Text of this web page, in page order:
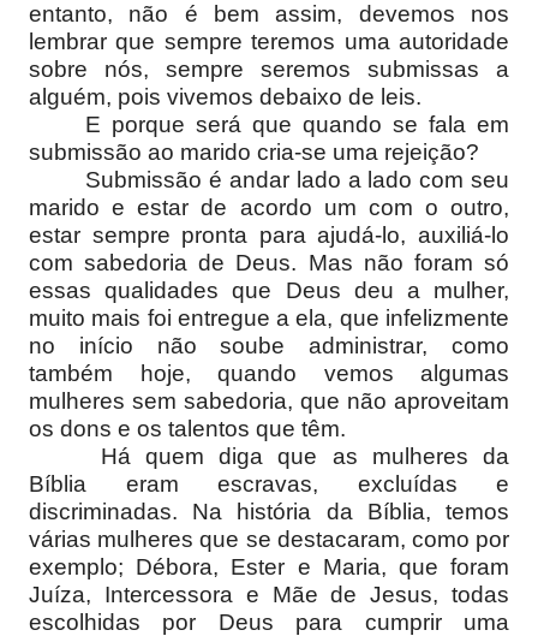
entanto, não é bem assim, devemos nos
lembrar que sempre teremos uma autoridade
sobre nós, sempre seremos submissas a
alguém, pois vivemos debaixo de leis.
E porque será que quando se fala em
submissão ao marido cria-se uma rejeição?
Submissão é andar lado a lado com seu
marido e estar de acordo um com o outro,
estar sempre pronta para ajudá-lo, auxiliá-lo
com sabedoria de Deus. Mas não foram só
essas qualidades que Deus deu a mulher,
muito mais foi entregue a ela, que infelizmente
no início não soube administrar, como
também hoje, quando vemos algumas
mulheres sem sabedoria, que não aproveitam
os dons e os talentos que têm.
Há quem diga que as mulheres da
Bíblia eram escravas, excluídas e
discriminadas. Na história da Bíblia, temos
várias mulheres que se destacaram, como por
exemplo; Débora, Ester e Maria, que foram
Juíza, Intercessora e Mãe de Jesus, todas
escolhidas por Deus para cumprir uma